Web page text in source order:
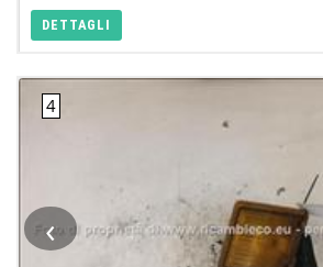
DETTAGLI
‹